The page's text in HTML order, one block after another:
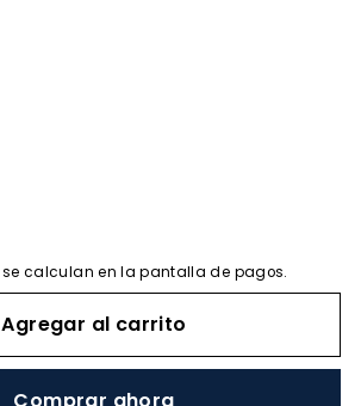
se calculan en la pantalla de pagos.
Agregar al carrito
Comprar ahora